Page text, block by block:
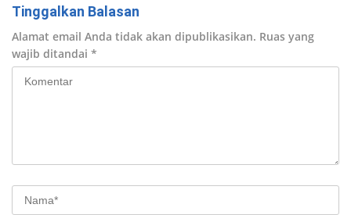
Tinggalkan Balasan
Alamat email Anda tidak akan dipublikasikan. Ruas yang
wajib ditandai *